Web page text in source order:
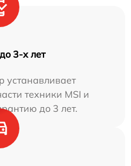
3-х лет
устанавливает
техники MSI и
до 3 лет.